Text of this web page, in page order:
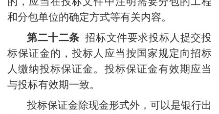
和分包单位的确定方式等有关内容。
第二十二条 招标文件要求投标人提交投
标保证金的，投标人应当按国家规定向招标
人缴纳投标保证金。投标保证金有效期应当
与投标有效期一致。
投标保证金除现金形式外，可以是银行出